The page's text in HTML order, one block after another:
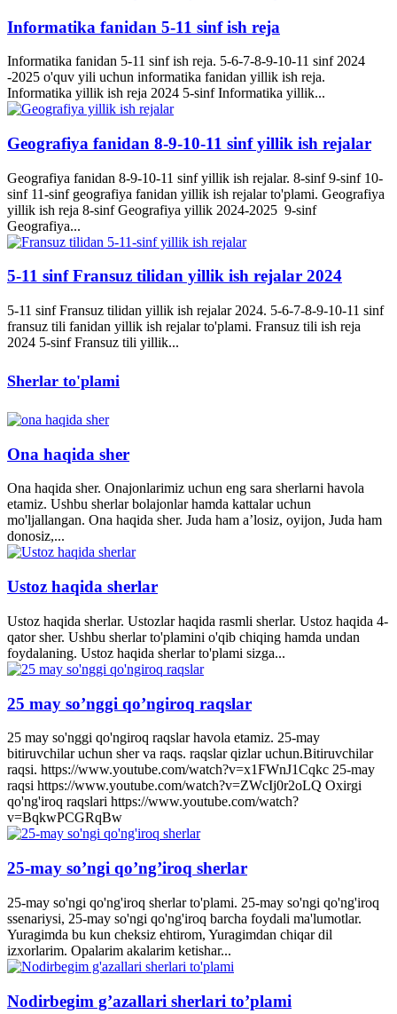
Informatika fanidan 5-11 sinf ish reja
Informatika fanidan 5-11 sinf ish reja. 5-6-7-8-9-10-11 sinf 2024
-2025 o'quv yili uchun informatika fanidan yillik ish reja.
Informatika yillik ish reja 2024 5-sinf Informatika yillik...
Geografiya fanidan 8-9-10-11 sinf yillik ish rejalar
Geografiya fanidan 8-9-10-11 sinf yillik ish rejalar. 8-sinf 9-sinf 10-
sinf 11-sinf geografiya fanidan yillik ish rejalar to'plami. Geografiya
yillik ish reja 8-sinf Geografiya yillik 2024-2025 9-sinf
Geografiya...
5-11 sinf Fransuz tilidan yillik ish rejalar 2024
5-11 sinf Fransuz tilidan yillik ish rejalar 2024. 5-6-7-8-9-10-11 sinf
fransuz tili fanidan yillik ish rejalar to'plami. Fransuz tili ish reja
2024 5-sinf Fransuz tili yillik...
Sherlar to'plami
Ona haqida sher
Ona haqida sher. Onajonlarimiz uchun eng sara sherlarni havola
etamiz. Ushbu sherlar bolajonlar hamda kattalar uchun
mo'ljallangan. Ona haqida sher. Juda ham a’losiz, oyijon, Juda ham
donosiz,...
Ustoz haqida sherlar
Ustoz haqida sherlar. Ustozlar haqida rasmli sherlar. Ustoz haqida 4-
qator sher. Ushbu sherlar to'plamini o'qib chiqing hamda undan
foydalaning. Ustoz haqida sherlar to'plami sizga...
25 may so’nggi qo’ngiroq raqslar
25 may so'nggi qo'ngiroq raqslar havola etamiz. 25-may
bitiruvchilar uchun sher va raqs. raqslar qizlar uchun.Bitiruvchilar
raqsi. https://www.youtube.com/watch?v=x1FWnJ1Cqkc 25-may
raqsi https://www.youtube.com/watch?v=ZWcIj0r2oLQ Oxirgi
qo'ng'iroq raqslari https://www.youtube.com/watch?
v=BqkwPCGRqBw
25-may so’ngi qo’ng’iroq sherlar
25-may so'ngi qo'ng'iroq sherlar to'plami. 25-may so'ngi qo'ng'iroq
ssenariysi, 25-may so'ngi qo'ng'iroq barcha foydali ma'lumotlar.
Yuragimda bu kun cheksiz ehtirom, Yuragimdan chiqar dil
izxorlarim. Opalarim akalarim ketishar...
Nodirbegim g’azallari sherlari to’plami